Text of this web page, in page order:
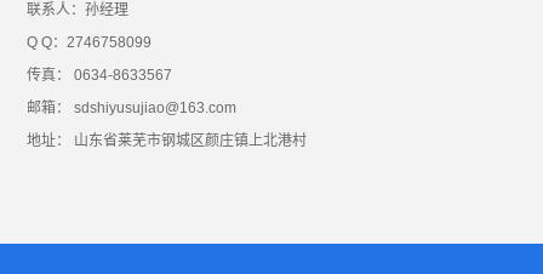
联系人：孙经理
Q Q：2746758099
传真： 0634-8633567
邮箱： sdshiyusujiao@163.com
地址： 山东省莱芜市钢城区颜庄镇上北港村